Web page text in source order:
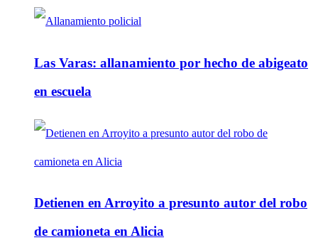
Las Varas: allanamiento por hecho de abigeato
en escuela
Detienen en Arroyito a presunto autor del robo
de camioneta en Alicia